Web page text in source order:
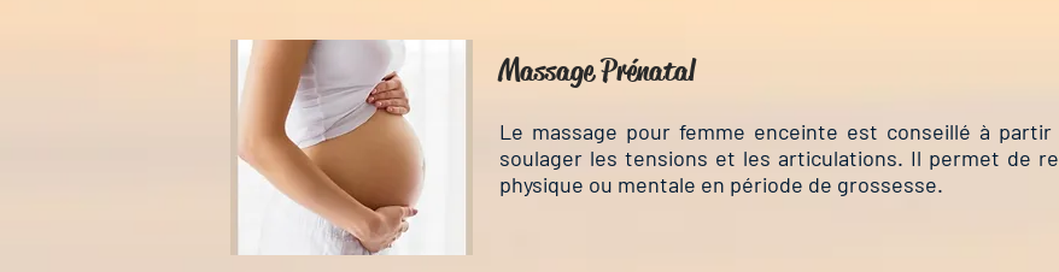
Massage Prénatal
Le massage pour femme enceinte est conseillé à
soulager les tensions et les articulations. Il permet de
physique ou mentale en période de grossesse.